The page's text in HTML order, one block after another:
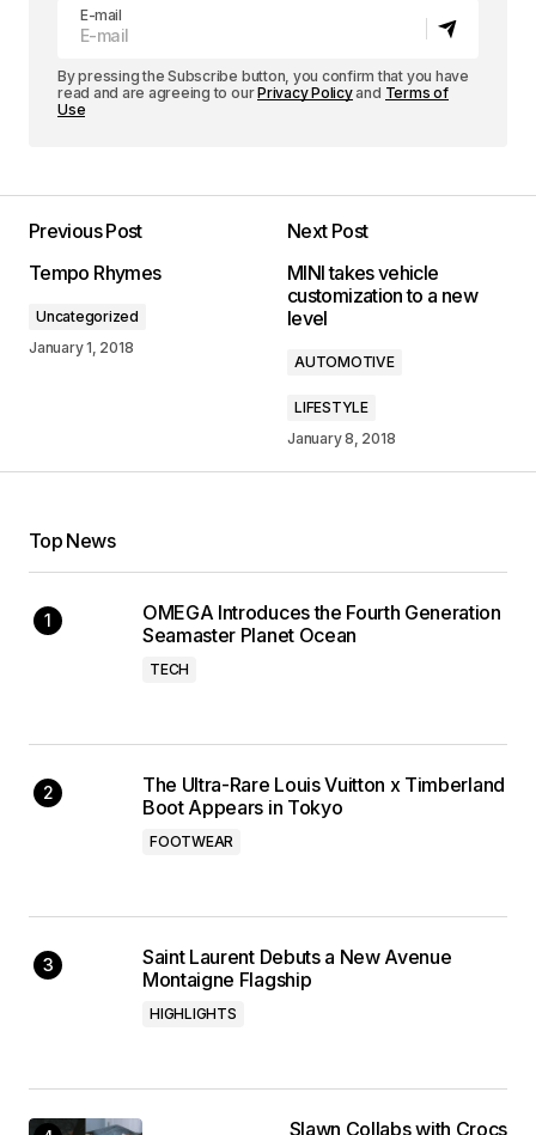
E-mail
By pressing the Subscribe button, you confirm that you have
read and are agreeing to ourPrivacy Policyand Terms of
Use
Previous Post
Tempo Rhymes
Uncategorized
January 1, 2018
Next Post
MINI takes vehicle
customization to a new
level
AUTOMOTIVE
LIFESTYLE
January 8, 2018
Top News
OMEGA Introduces the Fourth Generation
Seamaster Planet Ocean
TECH
The Ultra-Rare Louis Vuitton x Timberland
Boot Appears in Tokyo
FOOTWEAR
Saint Laurent Debuts a New Avenue
Montaigne Flagship
HIGHLIGHTS
Slawn Collabs with Crocs